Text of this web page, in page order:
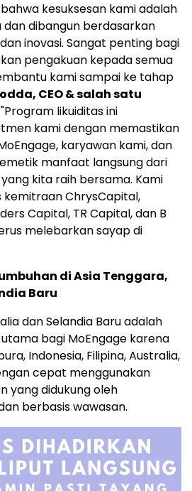
kesuksesan kami adalah
dibangun berdasarkan
inovasi. Sangat penting bagi
pengakuan kepada semua
kami sampai ke tahap
, CEO & salah satu
"Program likuiditas ini
kami dengan memastikan
karyawan kami, dan
manfaat langsung dari
kita raih bersama. Kami
ChrysCapital,
Capital, TR Capital, dan B
melebarkan sayap di
diAsia Tenggara,
Baru
danSelandia Baruadalah
bagi MoEngage karena
Indonesia, Filipina,Australia,
cepat menggunakan
yang didukung oleh
berbasis wawasan.